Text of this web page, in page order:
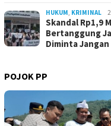
HUKUM, KRIMINAL
Skandal Rp1,9
Bertanggung
Diminta
POJOK PP